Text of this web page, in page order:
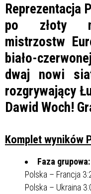
Reprezentacja
po złoty
mistrzostw
biało-
dwaj nowi
rozgrywający
Dawid Woch!
Komplet wyników
Faza grupowa:
Polska – Francja
Polska – Ukraina